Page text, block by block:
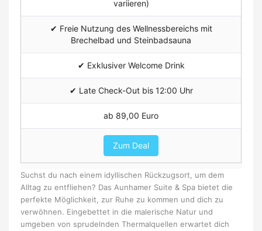
variieren)
✔ Freie Nutzung des Wellnessbereichs mit
Brechelbad und Steinbadsauna
✔ Exklusiver Welcome Drink
✔ Late Check-Out bis 12:00 Uhr
ab 89,00 Euro
Zum Deal
Suchst du nach einem idyllischen Rückzugsort, um dem
Alltag zu entfliehen? Das Aunhamer Suite & Spa bietet die
perfekte Möglichkeit, zur Ruhe zu kommen und dich zu
verwöhnen. Eingebettet in die malerische Natur und
umgeben von sprudelnden Thermalquellen erwartet dich